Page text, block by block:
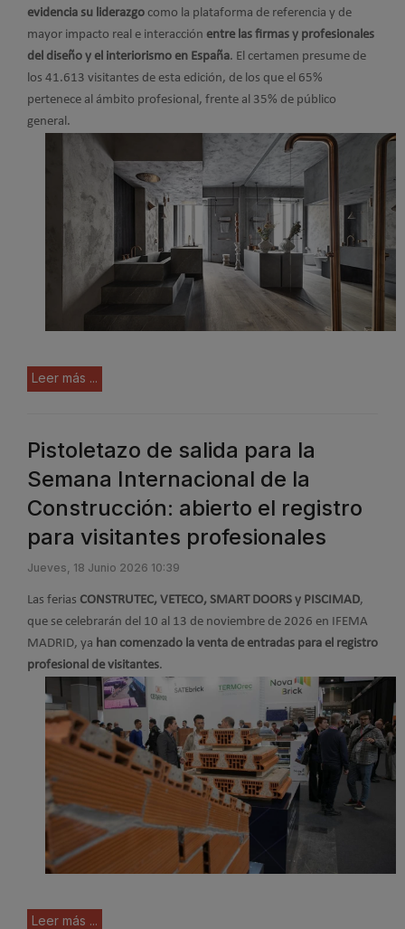
evidencia su liderazgo como la plataforma de referencia y de
mayor impacto real e interacción entre las firmas y profesionales
del diseño y el interiorismo en España. El certamen presume de
los 41.613 visitantes de esta edición, de los que el 65%
pertenece al ámbito profesional, frente al 35% de público
general.
Leer más ...
Pistoletazo de salida para la
Semana Internacional de la
Construcción: abierto el registro
para visitantes profesionales
Jueves, 18 Junio 2026 10:39
Las ferias CONSTRUTEC, VETECO, SMART DOORS y PISCIMAD,
que se celebrarán del 10 al 13 de noviembre de 2026 en IFEMA
MADRID, ya han comenzado la venta de entradas para el registro
profesional de visitantes.
Leer más ...